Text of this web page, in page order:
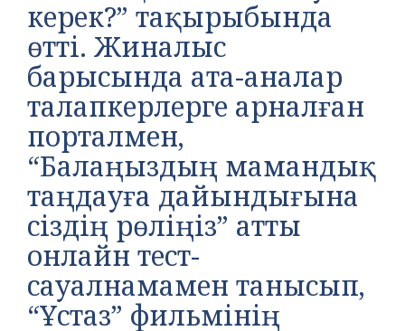
керек?” тақырыбында
өтті. Жиналыс
барысында ата-аналар
талапкерлерге арналған
порталмен,
“Балаңыздың мамандық
таңдауға дайындығына
сіздің рөліңіз” атты
онлайн тест-
сауалнамамен танысып,
“Ұстаз” фильмінің